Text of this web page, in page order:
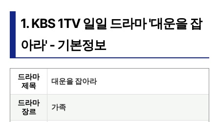
1. KBS 1TV 일일 드라마 '대운을 잡
아라' - 기본정보
드라마
제목
대운을 잡아라
드라마
장르
가족